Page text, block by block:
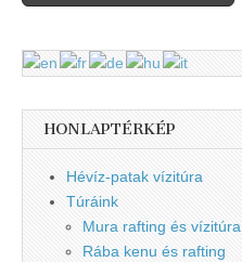
HONLAPTÉRKÉP
Hévíz-patak vízitúra
Túráink
Mura rafting és vízitúra
Rába kenu és rafting